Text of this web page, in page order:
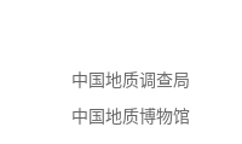
中国地质调查局
中国地质博物馆